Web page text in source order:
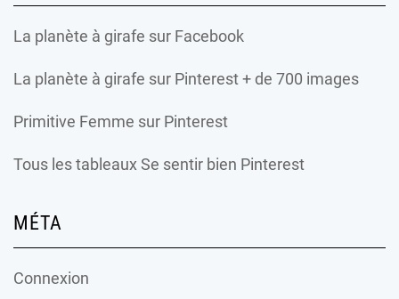
La planète à girafe sur Facebook
La planète à girafe sur Pinterest + de 700 images
Primitive Femme sur Pinterest
Tous les tableaux Se sentir bien Pinterest
MÉTA
Connexion